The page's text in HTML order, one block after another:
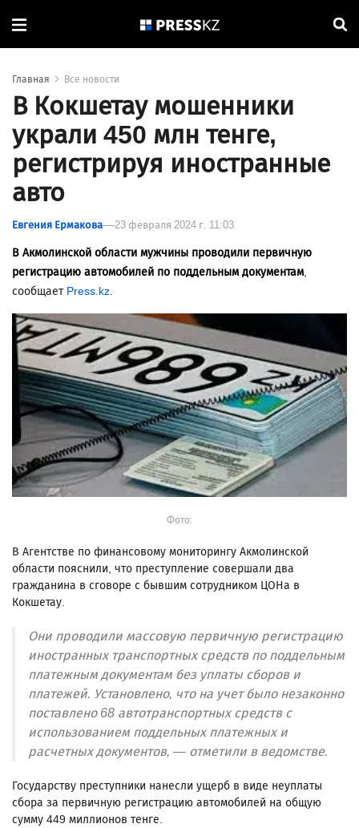
Главная Все новости
В Кокшетау мошенники
украли 450 млн тенге,
регистрируя иностранные
авто
Евгения Ермакова 23 февраля 2024 г. 11:03
В Акмолинской области мужчины проводили первичную
регистрацию автомобилей по поддельным документам,
сообщает Press.kz.
Фото:
В Агентстве по финансовому мониторингу Акмолинской
области пояснили, что преступление совершали два
гражданина в сговоре с бывшим сотрудником ЦОНа в
Кокшетау.
Они проводили массовую первичную регистрацию
иностранных транспортных средств по поддельным
платежным документам без уплаты сборов и
платежей. Установлено, что на учет было незаконно
поставлено 68 автотранспортных средств с
использованием поддельных платежных и
расчетных документов, — отметили в ведомстве.
Государству преступники нанесли ущерб в виде неуплаты
сбора за первичную регистрацию автомобилей на общую
сумму 449 миллионов тенге.